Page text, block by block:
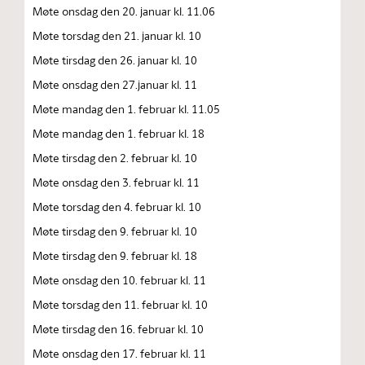
Møte onsdag den 20. januar kl. 11.06
Møte torsdag den 21. januar kl. 10
Møte tirsdag den 26. januar kl. 10
Møte onsdag den 27.januar kl. 11
Møte mandag den 1. februar kl. 11.05
Møte mandag den 1. februar kl. 18
Møte tirsdag den 2. februar kl. 10
Møte onsdag den 3. februar kl. 11
Møte torsdag den 4. februar kl. 10
Møte tirsdag den 9. februar kl. 10
Møte tirsdag den 9. februar kl. 18
Møte onsdag den 10. februar kl. 11
Møte torsdag den 11. februar kl. 10
Møte tirsdag den 16. februar kl. 10
Møte onsdag den 17. februar kl. 11